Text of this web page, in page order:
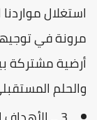
استغلال
مرونة في
أرضية مشتركة
والحلم